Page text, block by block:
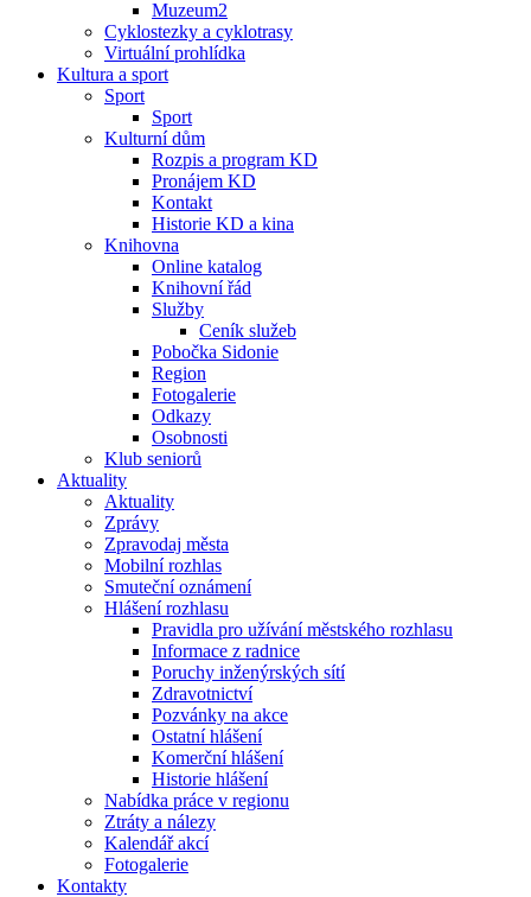
Muzeum2
Cyklostezky a cyklotrasy
Virtuální prohlídka
Kultura a sport
Sport
Sport
Kulturní dům
Rozpis a program KD
Pronájem KD
Kontakt
Historie KD a kina
Knihovna
Online katalog
Knihovní řád
Služby
Ceník služeb
Pobočka Sidonie
Region
Fotogalerie
Odkazy
Osobnosti
Klub seniorů
Aktuality
Aktuality
Zprávy
Zpravodaj města
Mobilní rozhlas
Smuteční oznámení
Hlášení rozhlasu
Pravidla pro užívání městského rozhlasu
Informace z radnice
Poruchy inženýrských sítí
Zdravotnictví
Pozvánky na akce
Ostatní hlášení
Komerční hlášení
Historie hlášení
Nabídka práce v regionu
Ztráty a nálezy
Kalendář akcí
Fotogalerie
Kontakty